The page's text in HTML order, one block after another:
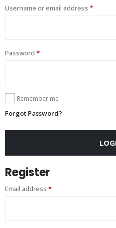
Username or email address *
Password *
Remember me
Forgot Password?
Register
Email address *